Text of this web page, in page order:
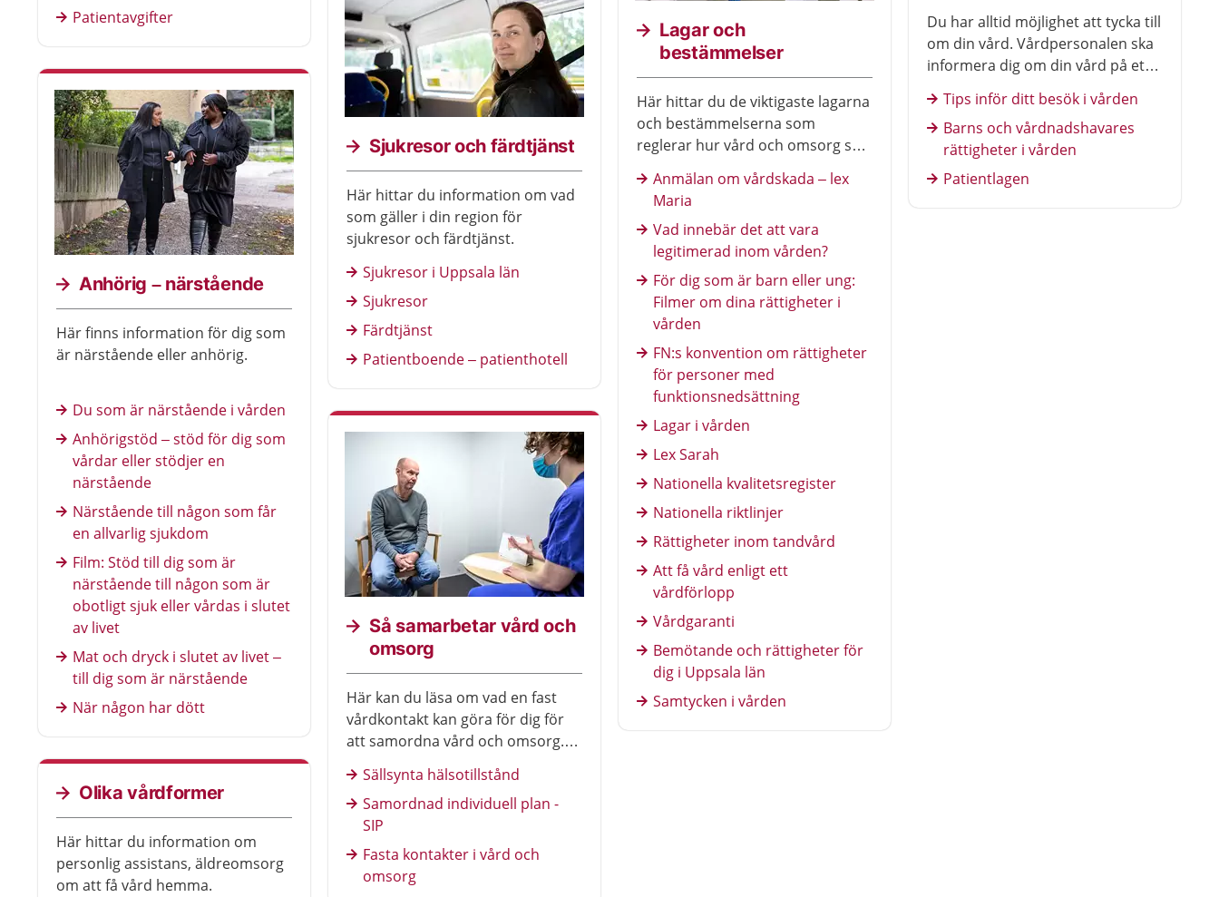
Patientavgifter
Anhörig – närstående
Här finns information för dig som
är närstående eller anhörig.
Du som är närstående i vården
Anhörigstöd – stöd för dig som
vårdar eller stödjer en
närstående
Närstående till någon som får
en allvarlig sjukdom
Film: Stöd till dig som är
närstående till någon som är
obotligt sjuk eller vårdas i slutet
av livet
Mat och dryck i slutet av livet –
till dig som är närstående
När någon har dött
Olika vårdformer
Här hittar du information om
personlig assistans, äldreomsorg
om att få vård hemma.
Sjukresor och färdtjänst
Här hittar du information om vad
som gäller i din region för
sjukresor och färdtjänst.
Sjukresor i Uppsala län
Sjukresor
Färdtjänst
Patientboende – patienthotell
Så samarbetar vård och
omsorg
Här kan du läsa om vad en fast
vårdkontakt kan göra för dig för
att samordna vård och omsorg.
individuell plan, SIP.
Sällsynta hälsotillstånd
Samordnad individuell plan -
SIP
Fasta kontakter i vård och
omsorg
Lagar och
bestämmelser
Här hittar du de viktigaste lagarna
och bestämmelserna som
reglerar hur vård och omsorg ska
Anmälan om vårdskada – lex
Maria
Vad innebär det att vara
legitimerad inom vården?
För dig som är barn eller ung:
Filmer om dina rättigheter i
vården
FN:s konvention om rättigheter
för personer med
funktionsnedsättning
Lagar i vården
Lex Sarah
Nationella kvalitetsregister
Nationella riktlinjer
Rättigheter inom tandvård
Att få vård enligt ett
vårdförlopp
Vårdgaranti
Bemötande och rättigheter för
dig i Uppsala län
Samtycken i vården
Du har alltid möjlighet att tycka till
om din vård. Vårdpersonalen ska
informera dig om din vård på ett
i patientlagen.
Tips inför ditt besök i vården
Barns och vårdnadshavares
rättigheter i vården
Patientlagen